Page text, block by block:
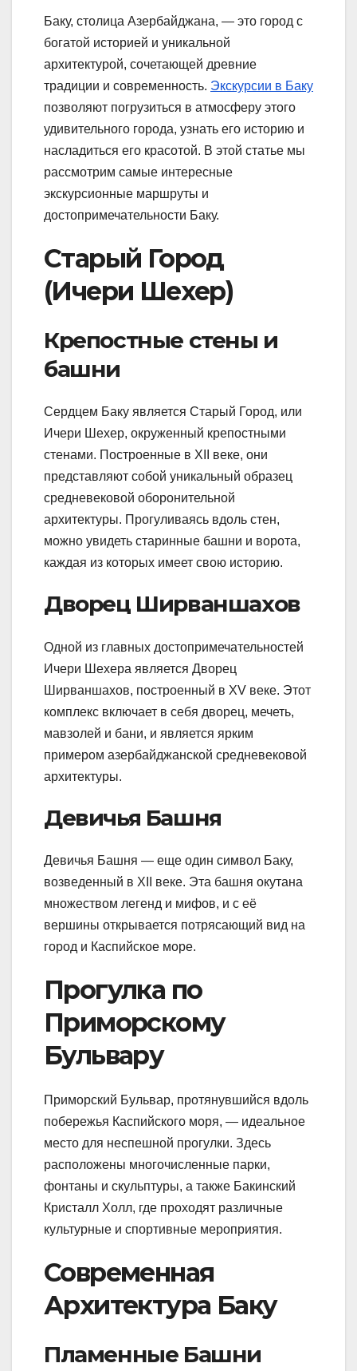
Баку, столица Азербайджана, — это город с
богатой историей и уникальной
архитектурой, сочетающей древние
традиции и современность. Экскурсии в Баку
позволяют погрузиться в атмосферу этого
удивительного города, узнать его историю и
насладиться его красотой. В этой статье мы
рассмотрим самые интересные
экскурсионные маршруты и
достопримечательности Баку.
Старый Город
(Ичери Шехер)
Крепостные стены и
башни
Сердцем Баку является Старый Город, или
Ичери Шехер, окруженный крепостными
стенами. Построенные в XII веке, они
представляют собой уникальный образец
средневековой оборонительной
архитектуры. Прогуливаясь вдоль стен,
можно увидеть старинные башни и ворота,
каждая из которых имеет свою историю.
Дворец Ширваншахов
Одной из главных достопримечательностей
Ичери Шехера является Дворец
Ширваншахов, построенный в XV веке. Этот
комплекс включает в себя дворец, мечеть,
мавзолей и бани, и является ярким
примером азербайджанской средневековой
архитектуры.
Девичья Башня
Девичья Башня — еще один символ Баку,
возведенный в XII веке. Эта башня окутана
множеством легенд и мифов, и с её
вершины открывается потрясающий вид на
город и Каспийское море.
Прогулка по
Приморскому
Бульвару
Приморский Бульвар, протянувшийся вдоль
побережья Каспийского моря, — идеальное
место для неспешной прогулки. Здесь
расположены многочисленные парки,
фонтаны и скульптуры, а также Бакинский
Кристалл Холл, где проходят различные
культурные и спортивные мероприятия.
Современная
Архитектура Баку
Пламенные Башни